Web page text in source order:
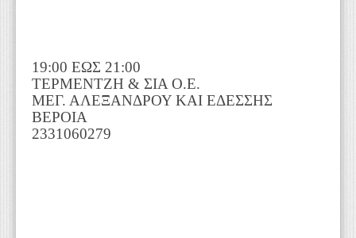
19:00 ΕΩΣ 21:00
ΤΕΡΜΕΝΤΖΗ & ΣΙΑ Ο.Ε.
ΜΕΓ. ΑΛΕΞΑΝΔΡΟΥ ΚΑΙ ΕΔΕΣΣΗΣ
ΒΕΡΟΙΑ
2331060279